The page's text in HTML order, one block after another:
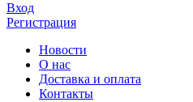
Вход
Регистрация
Новости
О нас
Доставка и оплата
Контакты